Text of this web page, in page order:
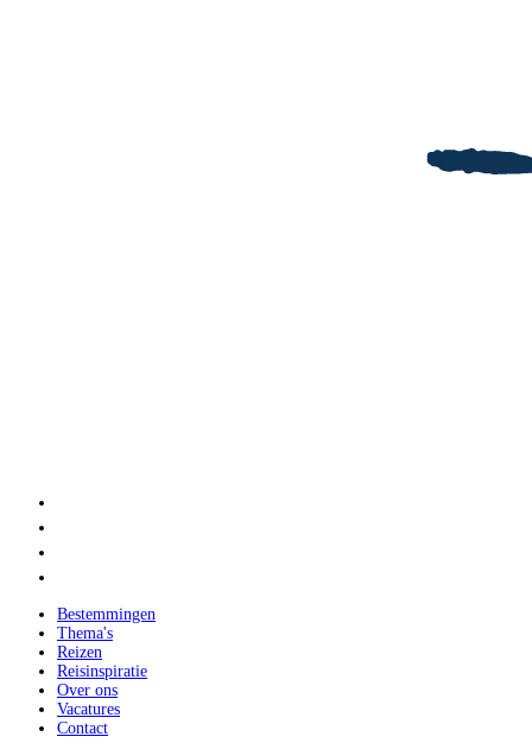
Bestemmingen
Thema's
Reizen
Reisinspiratie
Over ons
Vacatures
Contact